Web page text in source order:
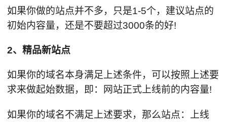
如果你做的站点并不多，只是1-5个，建议站点的
初始内容量，还是不要超过3000条的好!
2、精品新站点
如果你的域名本身满足上述条件，可以按照上述要
求来做起始数据，即：网站正式上线前的内容量!
如果你的域名不满足上述要求，那么站点：上线